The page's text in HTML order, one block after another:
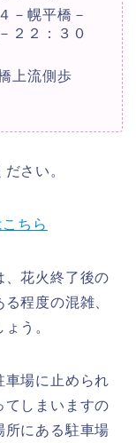
－幌平橋－
２２：３０
上流側歩
さい。
ちら
、花火終了後の
程度の混雑、
う。
車場に止められ
てしまいますの
所にある駐車場